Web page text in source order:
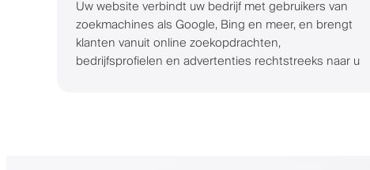
Uw website verbindt uw bedrijf met gebruikers van
zoekmachines als Google, Bing en meer, en brengt
klanten vanuit online zoekopdrachten,
bedrijfsprofielen en advertenties rechtstreeks naar u